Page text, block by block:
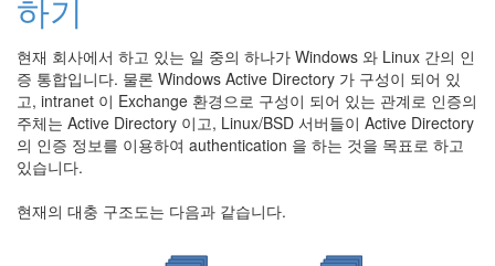
하기
현재 회사에서 하고 있는 일 중의 하나가 Windows 와 Linux 간의 인
증 통합입니다. 물론 Windows Active Directory 가 구성이 되어 있
고, intranet 이 Exchange 환경으로 구성이 되어 있는 관계로 인증의
주체는 Active Directory 이고, Linux/BSD 서버들이 Active Directory
의 인증 정보를 이용하여 authentication 을 하는 것을 목표로 하고
있습니다.
현재의 대충 구조도는 다음과 같습니다.